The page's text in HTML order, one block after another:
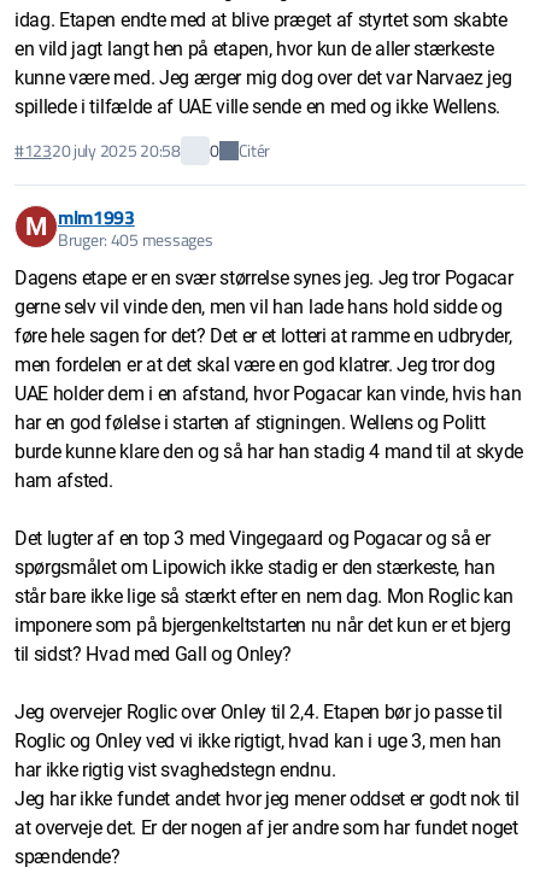
idag. Etapen endte med at blive præget af styrtet som skabte
en vild jagt langt hen på etapen, hvor kun de aller stærkeste
kunne være med. Jeg ærger mig dog over det var Narvaez jeg
spillede i tilfælde af UAE ville sende en med og ikke Wellens.
#12320 july 2025 20:58 0 Citér
M mlm1993
Bruger: 405 messages
Dagens etape er en svær størrelse synes jeg. Jeg tror Pogacar
gerne selv vil vinde den, men vil han lade hans hold sidde og
føre hele sagen for det? Det er et lotteri at ramme en udbryder,
men fordelen er at det skal være en god klatrer. Jeg tror dog
UAE holder dem i en afstand, hvor Pogacar kan vinde, hvis han
har en god følelse i starten af stigningen. Wellens og Politt
burde kunne klare den og så har han stadig 4 mand til at skyde
ham afsted.
Det lugter af en top 3 med Vingegaard og Pogacar og så er
spørgsmålet om Lipowich ikke stadig er den stærkeste, han
står bare ikke lige så stærkt efter en nem dag. Mon Roglic kan
imponere som på bjergenkeltstarten nu når det kun er et bjerg
til sidst? Hvad med Gall og Onley?
Jeg overvejer Roglic over Onley til 2,4. Etapen bør jo passe til
Roglic og Onley ved vi ikke rigtigt, hvad kan i uge 3, men han
har ikke rigtig vist svaghedstegn endnu.
Jeg har ikke fundet andet hvor jeg mener oddset er godt nok til
at overveje det. Er der nogen af jer andre som har fundet noget
spændende?